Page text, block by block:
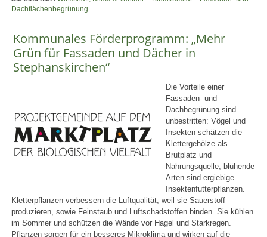
Dachflächenbegrünung
Kommunales Förderprogramm: „Mehr
Grün für Fassaden und Dächer in
Stephanskirchen“
Die Vorteile einer
Fassaden- und
Dachbegrünung sind
unbestritten: Vögel und
Insekten schätzen die
Klettergehölze als
Brutplatz und
Nahrungsquelle, blühende
Arten sind ergiebige
Insektenfutterpflanzen.
Kletterpflanzen verbessern die Luftqualität, weil sie Sauerstoff
produzieren, sowie Feinstaub und Luftschadstoffen binden. Sie kühlen
im Sommer und schützen die Wände vor Hagel und Starkregen.
Pflanzen sorgen für ein besseres Mikroklima und wirken auf die